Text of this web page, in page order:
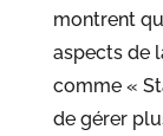
montrent
aspects de
comme «
de gérer